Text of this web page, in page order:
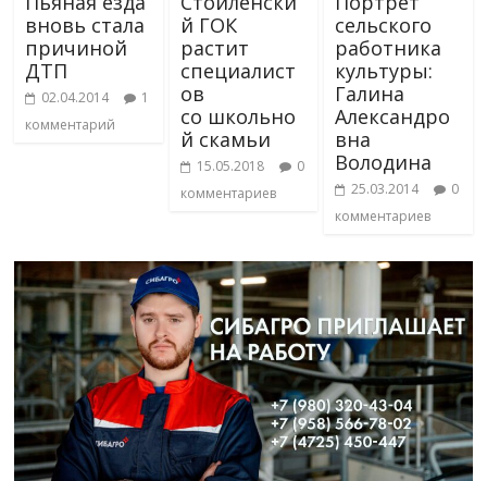
вновь стала
причиной
ДТП
02.04.2014
1
комментарий
й ГОК
растит
специалист
ов
со школьно
й скамьи
15.05.2018
0
комментариев
сельского
работника
культуры:
Галина
Александро
вна
Володина
25.03.2014
0
комментариев